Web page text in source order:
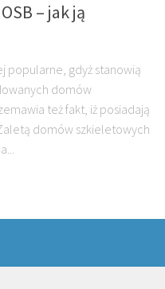
– jak ją
popularne, gdyż stanowią
domów
też fakt, iż posiadają
domów szkieletowych